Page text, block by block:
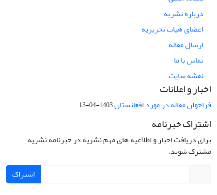
درباره نشریه
اعضای هیات تحریریه
ارسال مقاله
تماس با ما
نقشه سایت
اخبار و اعلانات
فراخوان مقاله در مورد افغانستان1403-04-13
اشتراک خبرنامه
برای دریافت اخبار و اطلاعیه های مهم نشریه در خبرنامه نشریه
مشترک شوید.
اشتراک